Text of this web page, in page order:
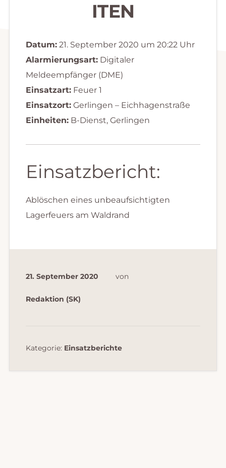
ITEN
Datum:21. September 2020 um 20:22 Uhr
Alarmierungsart:Digitaler
Meldeempfänger (DME)
Einsatzart:Feuer 1
Einsatzort:Gerlingen – Eichhagenstraße
Einheiten:B-Dienst, Gerlingen
Einsatzbericht:
Ablöschen eines unbeaufsichtigten
Lagerfeuers am Waldrand
21. September 2020 von
Redaktion (SK)
Kategorie: Einsatzberichte